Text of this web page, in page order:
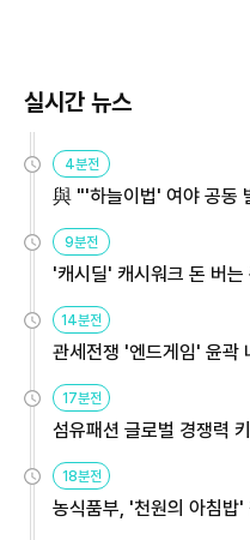
실시간 뉴스
4분전
與 "'하늘이법' 여야 공동
9분전
'캐시딜' 캐시워크 돈 버는
14분전
관세전쟁 '엔드게임' 윤곽
17분전
섬유패션 글로벌 경쟁력
18분전
농식품부, '천원의 아침